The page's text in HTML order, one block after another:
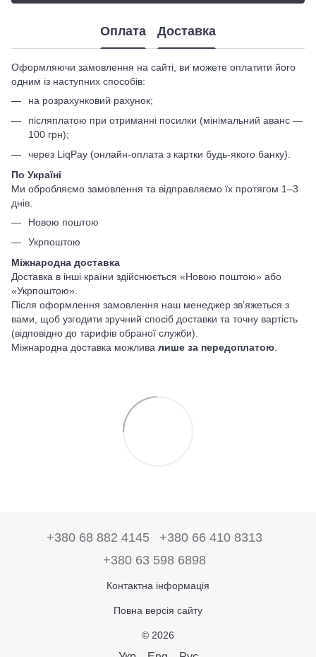
Оплата Доставка
Оформляючи замовлення на сайті, ви можете оплатити його
одним із наступних способів:
на розрахунковий рахунок;
післяплатою при отриманні посилки (мінімальний аванс —
100 грн);
через LiqPay (онлайн-оплата з картки будь-якого банку).
По Україні
Ми обробляємо замовлення та відправляємо їх протягом 1–3
днів.
Новою поштою
Укрпоштою
Міжнародна доставка
Доставка в інші країни здійснюється «Новою поштою» або
«Укрпоштою».
Після оформлення замовлення наш менеджер зв’яжеться з
вами, щоб узгодити зручний спосіб доставки та точну вартість
(відповідно до тарифів обраної служби).
Міжнародна доставка можлива лише за передоплатою
+380 68 882 4145
+380 66 410 8313
+380 63 598 6898
Контактна інформація
Повна версія сайту
© 2026